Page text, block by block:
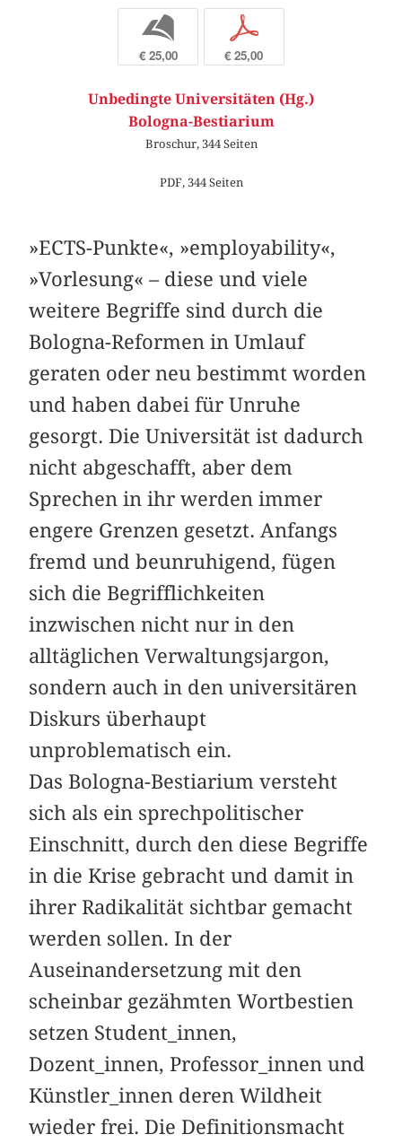
b
€ 25,00
p
€ 25,00
Unbedingte Universitäten (Hg.)
Bologna-Bestiarium
Broschur, 344 Seiten
PDF, 344 Seiten
»ECTS-Punkte«, »employability«,
»Vorlesung« – diese und viele
weitere Begriffe sind durch die
Bologna-Reformen in Umlauf
geraten oder neu bestimmt worden
und haben dabei für Unruhe
gesorgt. Die Universität ist dadurch
nicht abgeschafft, aber dem
Sprechen in ihr werden immer
engere Grenzen gesetzt. Anfangs
fremd und beunruhigend, fügen
sich die Begrifflichkeiten
inzwischen nicht nur in den
alltäglichen Verwaltungsjargon,
sondern auch in den universitären
Diskurs überhaupt
unproblematisch ein.
Das Bologna-Bestiarium versteht
sich als ein sprechpolitischer
Einschnitt, durch den diese Begriffe
in die Krise gebracht und damit in
ihrer Radikalität sichtbar gemacht
werden sollen. In der
Auseinandersetzung mit den
scheinbar gezähmten Wortbestien
setzen Student_innen,
Dozent_innen, Professor_innen und
Künstler_innen deren Wildheit
wieder frei. Die Definitionsmacht